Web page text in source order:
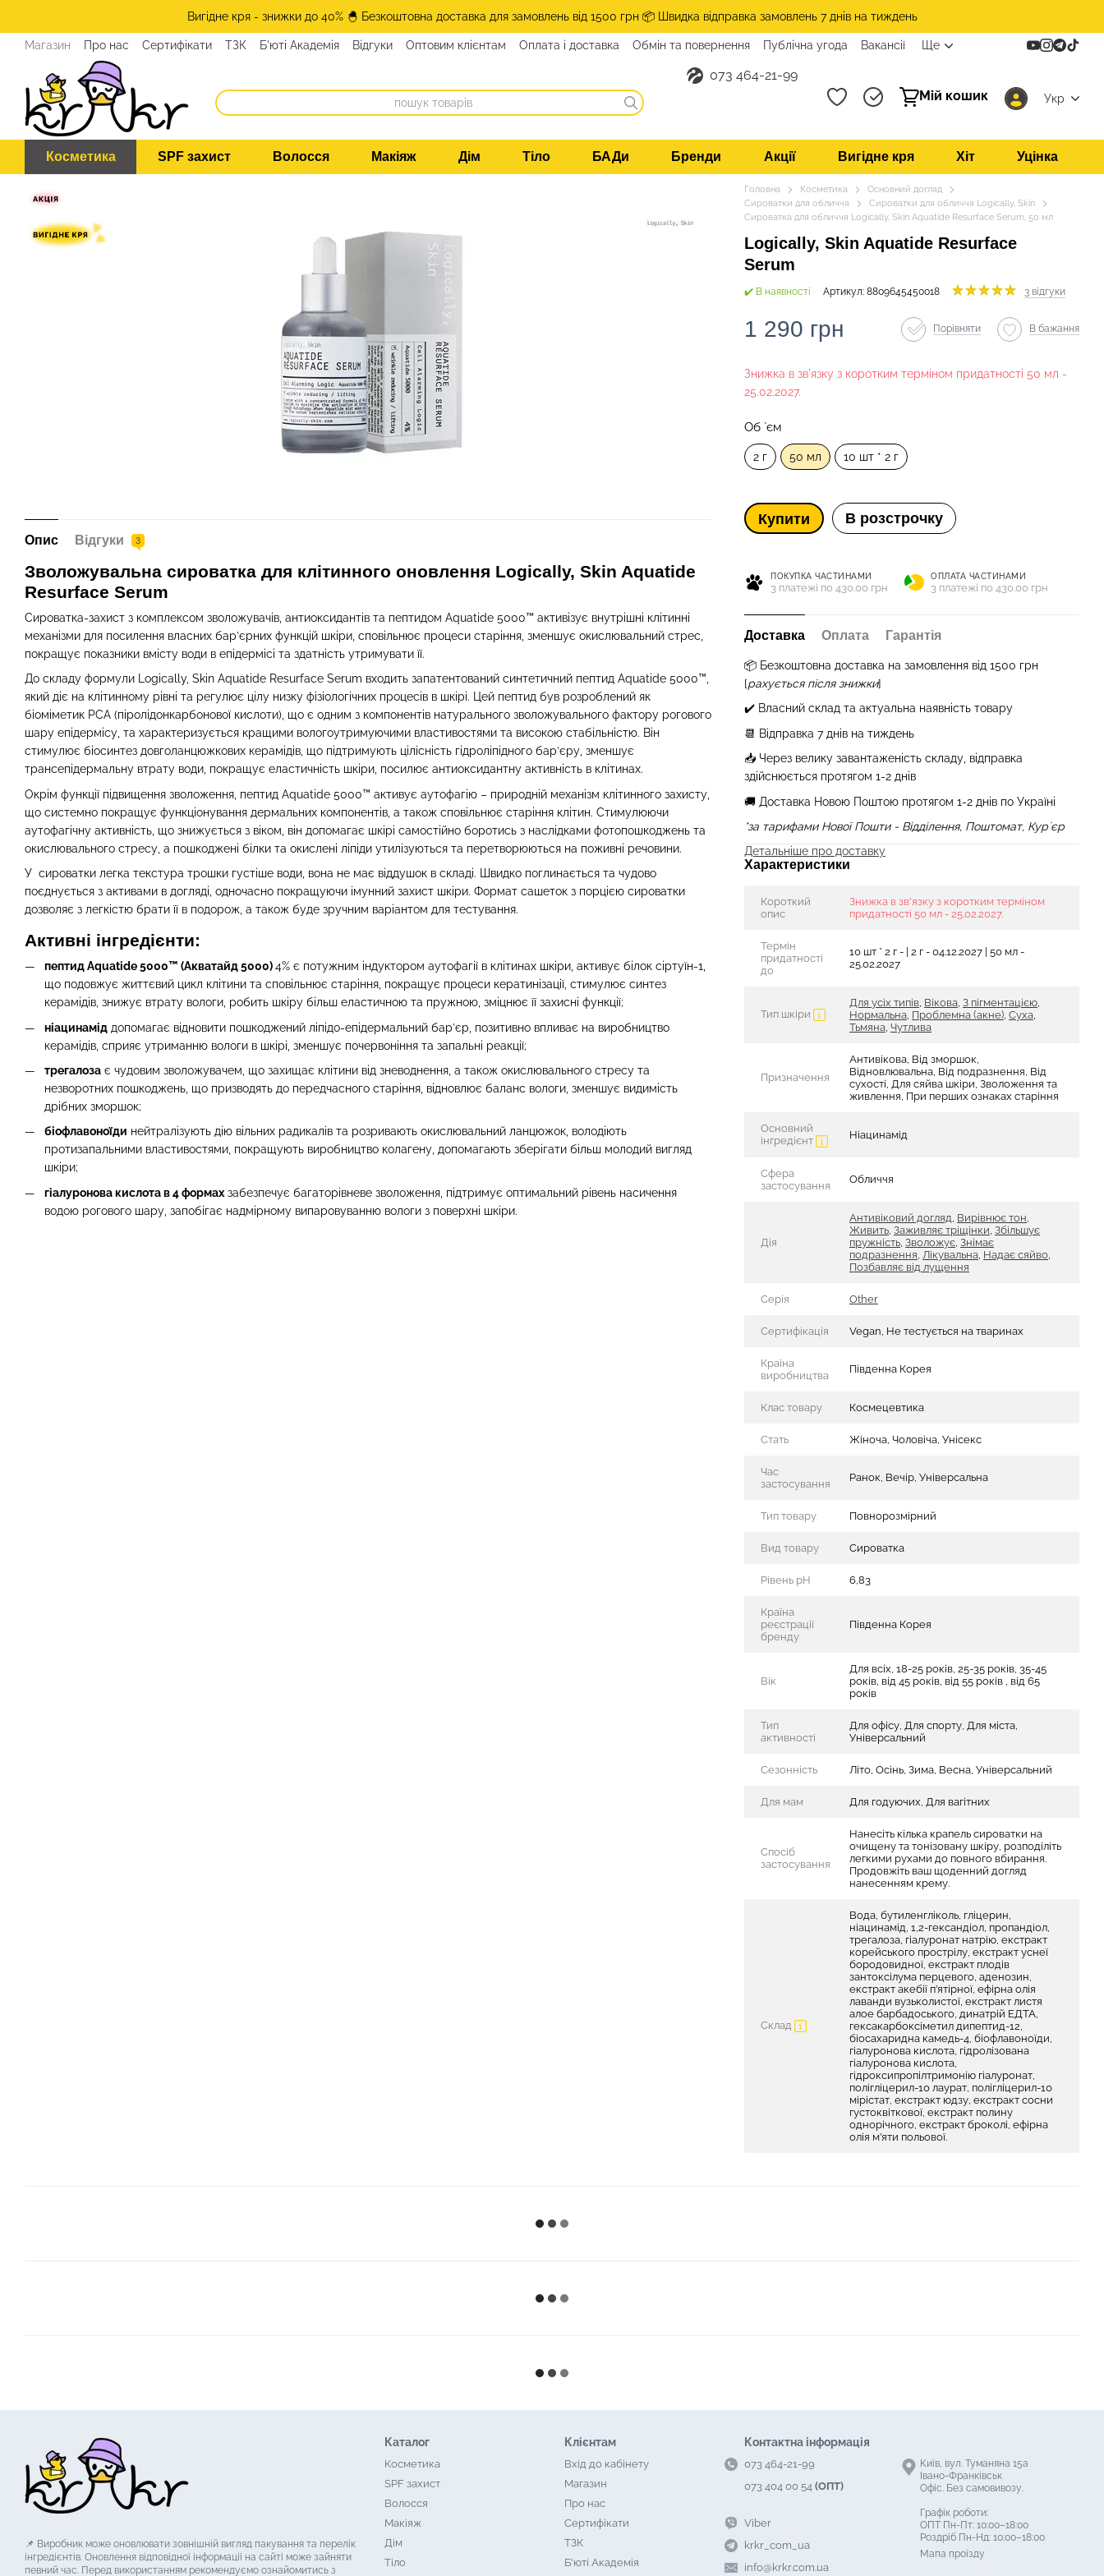
Перейти до основного контентуВигідне кря - знижки до 40% 🐣 Безкоштовна доставка для замовлень від 1500 грн 📦 Швидка відправка замовлень 7 днів на тиждень
Магазин Про нас Сертифікати ТЗК Б'юті Академія Відгуки Оптовим клієнтам Оплата і доставка Обмін та повернення Публічна угода Вакансії Ще
073 464-21-99
Мій кошик
Укр
Косметика SPF захист Волосся Макіяж Дім Тіло БАДи Бренди Акції Вигідне кря Хіт Уцінка
Опис Відгуки 3
Зволожувальна сироватка для клітинного оновлення Logically, Skin Aquatide
Resurface Serum
Сироватка-захист з комплексом зволожувачів, антиоксидантів та пептидом Aquatide 5000™ активізує внутрішні клітинні
механізми для посилення власних бар’єрних функцій шкіри, сповільнює процеси старіння, зменшує окислювальний стрес,
покращує показники вмісту води в епідермісі та здатність утримувати її.
До складу формули Logically, Skin Aquatide Resurface Serum входить запатентований синтетичний пептид Aquatide 5000™,
який діє на клітинному рівні та регулює цілу низку фізіологічних процесів в шкірі. Цей пептид був розроблений як
біоміметик PCA (піролідонкарбонової кислоти), що є одним з компонентів натурального зволожувального фактору рогового
шару епідермісу, та характеризується кращими вологоутримуючими властивостями та високою стабільністю. Він
стимулює біосинтез довголанцюжкових керамідів, що підтримують цілісність гідроліпідного бар’єру, зменшує
трансепідермальну втрату води, покращує еластичність шкіри, посилює антиоксидантну активність в клітинах.
Окрім функції підвищення зволоження, пептид Aquatide 5000™ активує аутофагію – природній механізм клітинного захисту,
що системно покращує функціонування дермальних компонентів, а також сповільнює старіння клітин. Стимулюючи
аутофагічну активність, що знижується з віком, він допомагає шкірі самостійно боротись з наслідками фотопошкоджень та
окислювального стресу, а пошкоджені білки та окислені ліпіди утилізуються та перетворюються на поживні речовини.
У сироватки легка текстура трошки густіше води, вона не має віддушок в складі. Швидко поглинається та чудово
поєднується з активами в догляді, одночасно покращуючи імунний захист шкіри. Формат сашеток з порцією сироватки
дозволяє з легкістю брати її в подорож, а також буде зручним варіантом для тестування.
Активні інгредієнти:
пептид Aquatide 5000™ (Акватайд 5000)4% є потужним індуктором аутофагії в клітинах шкіри, активує білок сіртуїн-1,
що подовжує життєвий цикл клітини та сповільнює старіння, покращує процеси кератинізації, стимулює синтез
керамідів, знижує втрату вологи, робить шкіру більш еластичною та пружною, зміцнює її захисні функції;
ніацинамід допомагає відновити пошкоджений ліпідо-епідермальний бар’єр, позитивно впливає на виробництво
керамідів, сприяє утриманню вологи в шкірі, зменшує почервоніння та запальні реакції;
трегалоза є чудовим зволожувачем, що захищає клітини від зневоднення, а також окислювального стресу та
незворотних пошкоджень, що призводять до передчасного старіння, відновлює баланс вологи, зменшує видимість
дрібних зморшок;
біофлавоноїди нейтралізують дію вільних радикалів та розривають окислювальний ланцюжок, володіють
протизапальними властивостями, покращують виробництво колагену, допомагають зберігати більш молодий вигляд
шкіри;
гіалуронова кислота в 4 формах забезпечує багаторівневе зволоження, підтримує оптимальний рівень насичення
водою рогового шару, запобігає надмірному випаровуванню вологи з поверхні шкіри.
Головна Косметика
Основний догляд
Сироватки для обличчя
Сироватки для обличчя Logically, Skin
Сироватка для обличчя Logically, Skin Aquatide Resurface Serum, 50 мл
Logically, Skin Aquatide Resurface
Serum
✔️ В наявності Артикул: 8809645450018 3 відгуки
1 290 грн Порівняти В бажання
Знижка в зв'язку з коротким терміном придатності 50 мл -
25.02.2027.
Об `єм
2 г 50 мл 10 шт * 2 г
Купити В розстрочку
ПОКУПКА ЧАСТИНАМИ
3 платежі по 430.00 грн
ОПЛАТА ЧАСТИНАМИ
3 платежі по 430.00 грн
Доставка Оплата Гарантія
📦 Безкоштовна доставка на замовлення від 1500 грн
[рахується після знижки]
✔️ Власний склад та актуальна наявність товару
📆 Відправка 7 днів на тиждень
📥 Через велику завантаженість складу, відправка
здійснюється протягом 1-2 днів
🚚 Доставка Новою Поштою протягом 1-2 днів по Україні
*за тарифами Нової Пошти - Відділення, Поштомат, Курʼєр
Детальніше про доставку
Характеристики
Короткий
опис
Знижка в зв'язку з коротким терміном
придатності 50 мл - 25.02.2027.
Термін
придатності
до
10 шт * 2 г - | 2 г - 04.12.2027 | 50 мл -
25.02.2027
Тип шкіри
Для усіх типів, Вікова, З пігментацією,
Нормальна, Проблемна (акне), Суха,
Тьмяна, Чутлива
Призначення
Антивікова, Від зморшок,
Відновлювальна, Від подразнення, Від
сухості, Для сяйва шкіри, Зволоження та
живлення, При перших ознаках старіння
Основний
інгредієнт
Ніацинамід
Сфера
застосування
Обличчя
Дія
Антивіковий догляд, Вирівнює тон,
Живить, Заживляє тріщінки, Збільшує
пружність, Зволожує, Знімає
подразнення, Лікувальна, Надає сяйво,
Позбавляє від лущення
Серія Other
Сертифікація Vegan, Не тестується на тваринах
Країна
виробництва
Південна Корея
Клас товару Космецевтика
Стать Жіноча, Чоловіча, Унісекс
Час
застосування
Ранок, Вечір, Універсальна
Тип товару Повнорозмірний
Вид товару Сироватка
Рівень рН 6,83
Країна
реєстрації
бренду
Південна Корея
Вік
Для всіх, 18-25 років, 25-35 років, 35-45
років, від 45 років, від 55 років , від 65
років
Тип
активності
Для офісу, Для спорту, Для міста,
Універсальний
Сезонність Літо, Осінь, Зима, Весна, Універсальний
Для мам Для годуючих, Для вагітних
Спосіб
застосування
Нанесіть кілька крапель сироватки на
очищену та тонізовану шкіру, розподіліть
легкими рухами до повного вбирання.
Продовжіть ваш щоденний догляд
нанесенням крему.
Склад
Вода, бутиленгліколь, гліцерин,
ніацинамід, 1,2-гександіол, пропандіол,
трегалоза, гіалуронат натрію, екстракт
корейського прострілу, екстракт уснеї
бородовидної, екстракт плодів
зантоксілума перцевого, аденозин,
екстракт акебії п’ятірної, ефірна олія
лаванди вузьколистої, екстракт листя
алое барбадоського, динатрій ЕДТА,
гексакарбоксіметил дипептид-12,
біосахаридна камедь-4, біофлавоноїди,
гіалуронова кислота, гідролізована
гіалуронова кислота,
гідроксипропілтримонію гіалуронат,
полігліцерил-10 лаурат, полігліцерил-10
мірістат, екстракт юдзу, екстракт сосни
густоквіткової, екстракт полину
однорічного, екстракт броколі, ефірна
олія м’яти польової.
📌 Виробник може оновлювати зовнішній вигляд пакування та перелік
інгредієнтів. Оновлення відповідної інформації на сайті може зайняти
певний час. Перед використанням рекомендуємо ознайомитись з
Каталог
Косметика
SPF захист
Волосся
Макіяж
Дім
Тіло
Клієнтам
Вхід до кабінету
Магазин
Про нас
Сертифікати
ТЗК
Б'юті Академія
Контактна інформація
073 464-21-99
073 404 00 54 (ОПТ)
Viber
krkr_com_ua
info@krkr.com.ua
Київ, вул. Туманяна 15а
Івано-Франківськ
Офіс. Без самовивозу.
Графік роботи:
ОПТ Пн-Пт: 10:00–18:00
Роздріб Пн-Нд: 10:00–18:00
Мапа проїзду